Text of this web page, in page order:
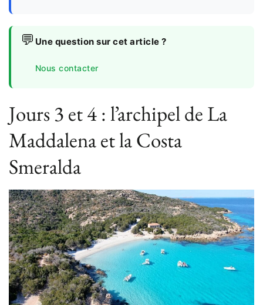
💬 Une question sur cet article ?
Nous contacter
Jours 3 et 4 : l’archipel de La
Maddalena et la Costa
Smeralda